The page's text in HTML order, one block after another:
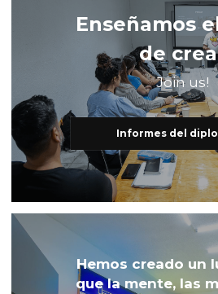
Enseñamos
de
Join us!
Informes del
Hemos creado un
que la mente, las